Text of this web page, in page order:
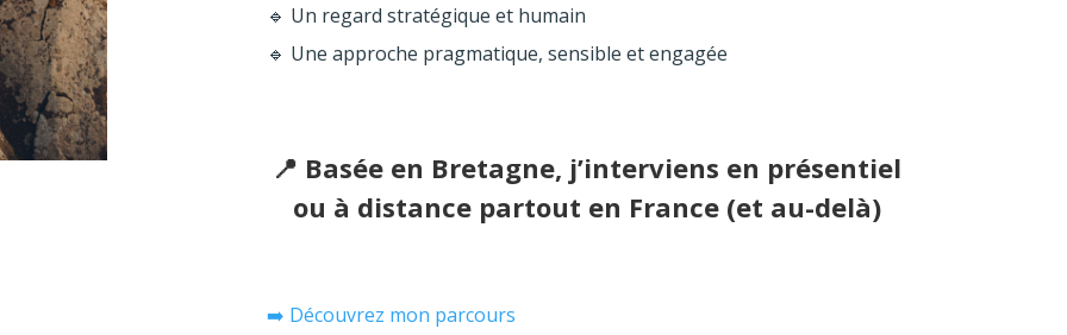
🔹 Un regard stratégique et humain
🔹 Une approche pragmatique, sensible et engagée
📍 Basée en Bretagne, j’interviens en présentiel
ou à distance partout en France (et au-delà)
➡️ Découvrez mon parcours